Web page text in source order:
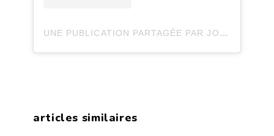
UNE PUBLICATION PARTAGÉE PAR JOLI JOLI DESIGN (@JOLIJOLIDESIGN)
articles similaires